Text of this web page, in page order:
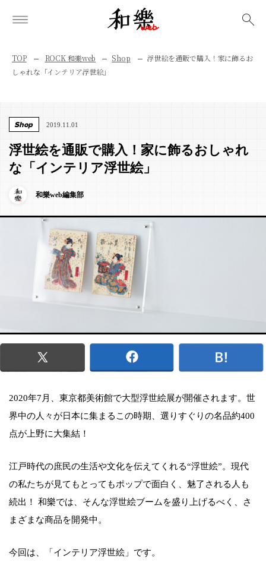
TOP ROCK 和樂web Shop
浮世絵を通販で購入！家に飾るお
しゃれな「インテリア浮世絵」
Shop 2019.11.01
浮世絵を通販で購入！家に飾るおしゃれ
な「インテリア浮世絵」
和樂web編集部
2020年7月、東京都美術館で大型浮世絵展が開催されます。世
界中の人々が日本に集まるこの時期、選りすぐりの名品約400
点が上野に大集結！
江戸時代の庶民の生活や文化を伝えてくれる“浮世絵”。現代
の私たちが見てもとってもポップで面白く、魅了される人も
続出！ 和樂では、そんな浮世絵ブームを盛り上げるべく、さ
まざまな商品を開発中。
今回は、「インテリア浮世絵」です。